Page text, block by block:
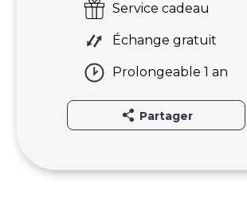
Service cadeau
Échange gratuit
Prolongeable 1 an
Partager